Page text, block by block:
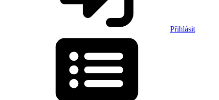
Přihlásit